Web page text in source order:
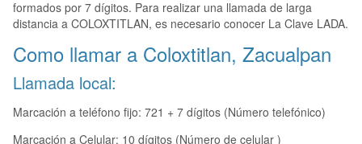
formados por 7 dígitos. Para realizar una llamada de larga
distancia a COLOXTITLAN, es necesario conocer La Clave LADA.
Como llamar a Coloxtitlan, Zacualpan
Llamada local:
Marcación a teléfono fijo: 721 + 7 dígitos (Número telefónico)
Marcación a Celular: 10 dígitos (Número de celular )